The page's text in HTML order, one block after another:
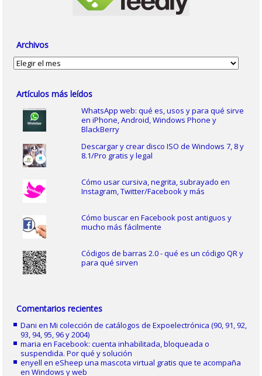
Archivos
Archivos
Artículos más leídos
WhatsApp web: qué es, usos y para qué sirve
en iPhone, Android, Windows Phone y
BlackBerry
Descargar y crear disco ISO de Windows 7, 8 y
8.1/Pro gratis y legal
Cómo usar cursiva, negrita, subrayado en
Instagram, Twitter/Facebook y más
Cómo buscar en Facebook post antiguos y
mucho más fácilmente
Códigos de barras 2.0 - qué es un código QR y
para qué sirven
Comentarios recientes
Dani enMi colección de catálogos de Expoelectrónica (90, 91, 92,
93, 94, 95, 96 y 2004)
maria enFacebook: cuenta inhabilitada, bloqueada o
suspendida. Por qué y solución
enyell eneSheep una mascota virtual gratis que te acompaña
en Windows y web